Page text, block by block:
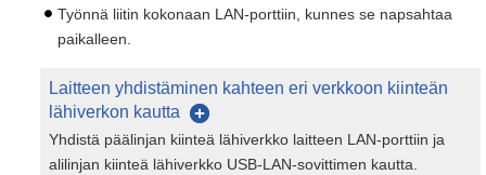
Työnnä liitin kokonaan LAN-porttiin, kunnes se napsahtaa
paikalleen.
Laitteen yhdistäminen kahteen eri verkkoon kiinteän
lähiverkon kautta
Yhdistä päälinjan kiinteä lähiverkko laitteen LAN-porttiin ja
alilinjan kiinteä lähiverkko USB-LAN-sovittimen kautta.